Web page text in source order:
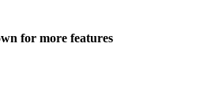
for more features